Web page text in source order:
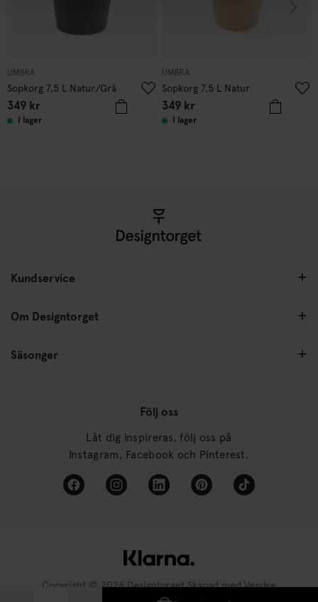
UMBRA
Sopkorg 7,5 L Natur/Grå
349 kr
I lager
UMBRA
Sopkorg 7,5 L Natur
349kr
I lager
Kundservice
Om Designtorget
Säsonger
Följ oss
Låt dig inspireras, följ oss på
Instagram, Facebook och Pinterest.
Copyright © 2026 Designtorget Skapad medVendre